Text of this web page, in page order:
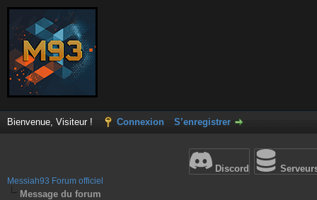
Bienvenue, Visiteur ! Connexion S’enregistrer
Discord
Messiah93 Forum officiel
Message du forum